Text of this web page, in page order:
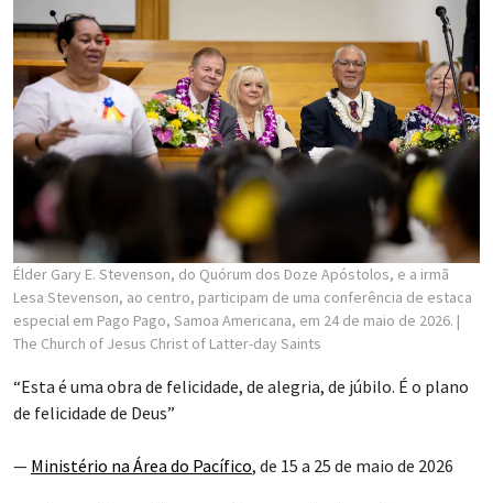
Élder Gary E. Stevenson, do Quórum dos Doze Apóstolos, e a irmã
Lesa Stevenson, ao centro, participam de uma conferência de estaca
especial em Pago Pago, Samoa Americana, em 24 de maio de 2026. |
The Church of Jesus Christ of Latter-day Saints
“Esta é uma obra de felicidade, de alegria, de júbilo. É o plano
de felicidade de Deus”
— Ministério na Área do Pacífico, de 15 a 25 de maio de 2026